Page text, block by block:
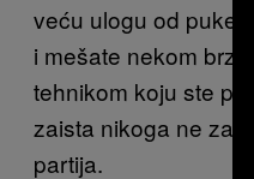
veću ulogu od puke
i mešate nekom
tehnikom koju ste
zaista nikoga ne
partija.